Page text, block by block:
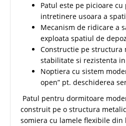
Patul este pe picioare
intretinere usoara a
Mecanism de ridicare a
exploata spatiul de
Constructie pe structura
stabilitate si rezistenta
Noptiera cu sistem
open” pt. deschiderea
Patul pentru dormitoare
construit pe o structura
somiera cu lamele flexibile din